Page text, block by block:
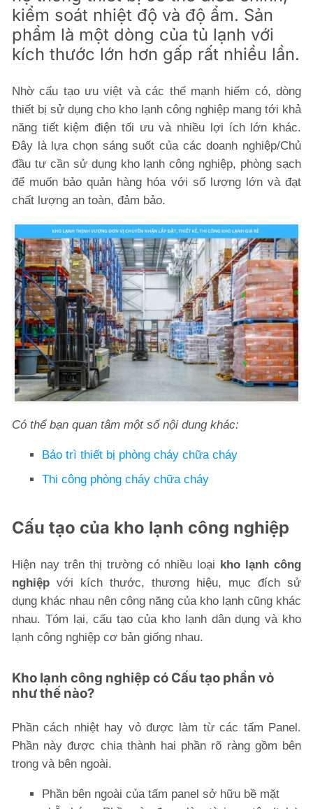
kiểm soát nhiệt độ và độ ẩm. Sản
phẩm là một dòng của tủ lạnh với
kích thước lớn hơn gấp rất nhiều lần.
Nhờ cấu tạo ưu việt và các thế mạnh hiếm có, dòng
thiết bị sử dụng cho kho lạnh công nghiệp mang tới khả
năng tiết kiệm điện tối ưu và nhiều lợi ích lớn khác.
Đây là lựa chọn sáng suốt của các doanh nghiệp/Chủ
đầu tư cần sử dụng kho lạnh công nghiệp, phòng sạch
để muốn bảo quản hàng hóa với số lượng lớn và đạt
chất lượng an toàn, đảm bảo.
Có thể bạn quan tâm một số nội dung khác:
Bảo trì thiết bị phòng cháy chữa cháy
Thi công phòng cháy chữa cháy
Cấu tạo của kho lạnh công nghiệp
Hiện nay trên thị trường có nhiều loại kho lạnh công
nghiệp với kích thước, thương hiệu, mục đích sử
dụng khác nhau nên công năng của kho lạnh cũng khác
nhau. Tóm lại, cấu tạo của kho lạnh dân dụng và kho
lạnh công nghiệp cơ bản giống nhau.
Kho lạnh công nghiệp có Cấu tạo phần vỏ
như thế nào?
Phần cách nhiệt hay vỏ được làm từ các tấm Panel.
Phần này được chia thành hai phần rõ ràng gồm bên
trong và bên ngoài.
Phần bên ngoài của tấm panel sở hữu bề mặt